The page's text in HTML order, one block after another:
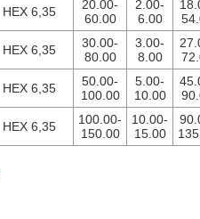
HEX 6,35
20.00-
60.00
2.00-
6.00
HEX 6,35
30.00-
80.00
3.00-
8.00
HEX 6,35
50.00-
100.00
5.00-
10.00
HEX 6,35
100.00-
150.00
10.00-
15.00